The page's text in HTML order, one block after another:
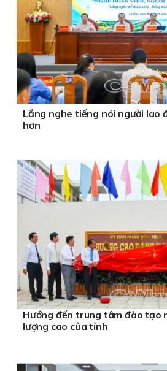
Lắng nghe tiếng nói người lao
hơn
Hướng đến trung tâm đào tạo
lượng cao của tỉnh